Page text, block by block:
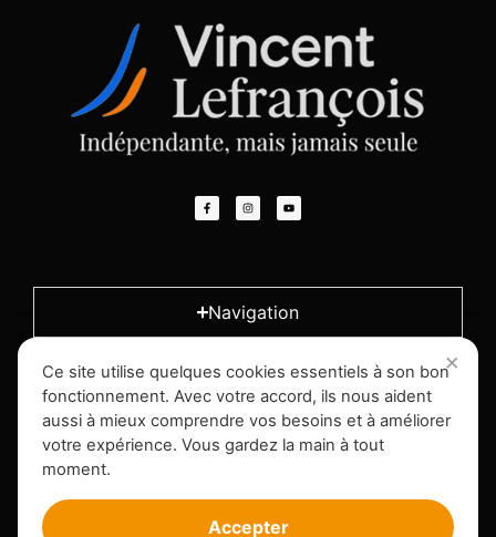
Navigation
L'entreprise
Infos légales
Ce site utilise quelques cookies essentiels à son bon
fonctionnement. Avec votre accord, ils nous aident
aussi à mieux comprendre vos besoins et à améliorer
votre expérience. Vous gardez la main à tout
moment.
Accepter